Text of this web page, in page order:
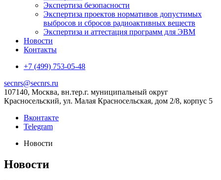
Экспертиза безопасности
Экспертиза проектов нормативов допустимых
выбросов и сбросов радиоактивных веществ
Экспертиза и аттестация программ для ЭВМ
Новости
Контакты
+7 (499) 753-05-48
secnrs@secnrs.ru
107140, Москва, вн.тер.г. муниципальный округ
Красносельский, ул. Малая Красносельская, дом 2/8, корпус 5
Вконтакте
Telegram
Новости
Новости